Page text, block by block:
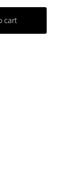
cart